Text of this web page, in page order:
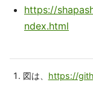
https://
ndex.html
図は、 https://